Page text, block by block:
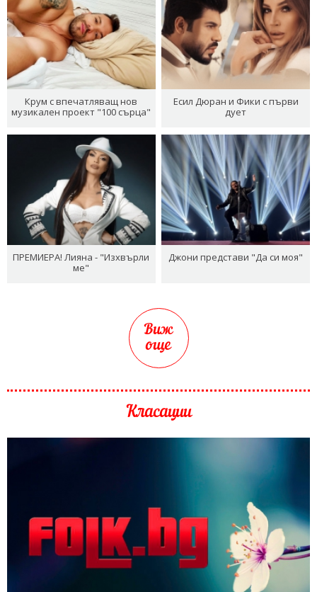
Крум с впечатляващ нов
музикален проект "100 сърца"
Есил Дюран и Фики с първи
дует
ПРЕМИЕРА! Лияна - "Изхвърли
ме"
Джони представи "Да си моя"
Виж
още
Класации